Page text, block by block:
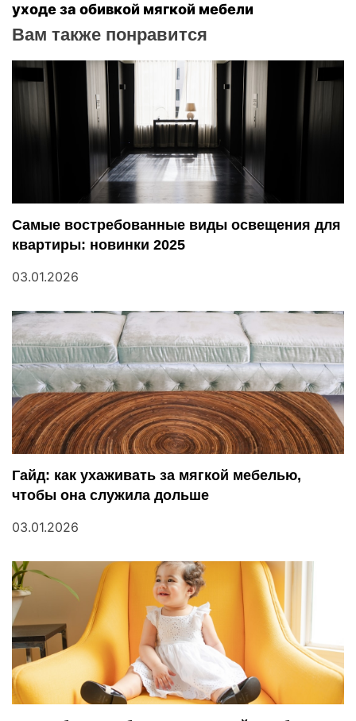
и
а
ц
п
о
з
а
п
и
с
я
м
уходе за обивкой мягкой мебели
Вам также понравится
Самые востребованные виды освещения для
квартиры: новинки 2025
03.01.2026
Гайд: как ухаживать за мягкой мебелью,
чтобы она служила дольше
03.01.2026